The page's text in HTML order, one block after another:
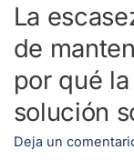
La
de
por qué
solución
Deja un
qué
la
es
la
única